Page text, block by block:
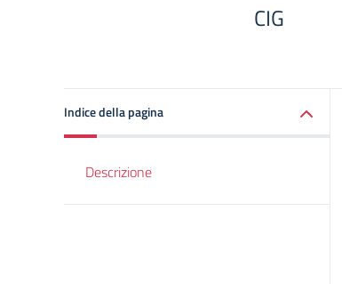
CIG
Indice della pagina
Descrizione